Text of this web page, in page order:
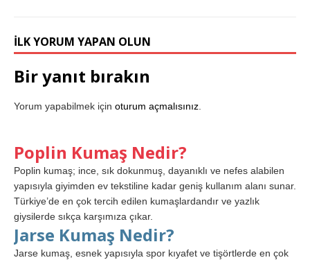
İLK YORUM YAPAN OLUN
Bir yanıt bırakın
Yorum yapabilmek için oturum açmalısınız
Poplin Kumaş Nedir?
Poplin kumaş; ince, sık dokunmuş, dayanıklı ve nefes alabilen
yapısıyla giyimden ev tekstiline kadar geniş kullanım alanı sunar.
Türkiye’de en çok tercih edilen kumaşlardandır ve yazlık
giysilerde sıkça karşımıza çıkar.
Jarse Kumaş Nedir?
Jarse kumaş, esnek yapısıyla spor kıyafet ve tişörtlerde en çok